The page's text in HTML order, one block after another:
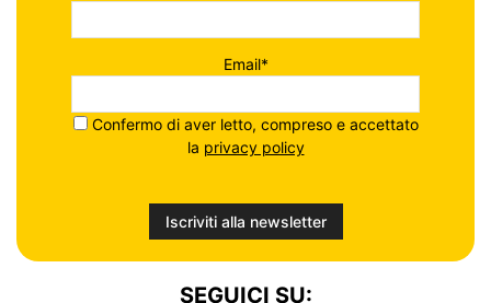
Email*
Confermo di aver letto, compreso e accettato
la privacy policy
SEGUICI SU: